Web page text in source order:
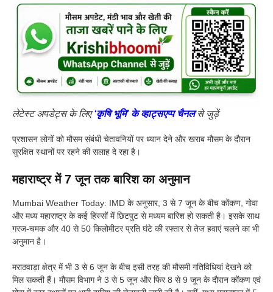
लेटेस्ट अपडेट्स के लिए‘कृषि भूमि’ के व्हाट्सएप्प चैनलसे जुड़ें
प्रशासन लोगों को मौसम संबंधी चेतावनियों पर ध्यान देने और खराब मौसम के दौरान
सुरक्षित स्थानों पर रहने की सलाह दे रहा है।
महाराष्ट्र में 7 जून तक बारिश का अनुमान
Mumbai Weather Today: IMD के अनुसार, 3 से 7 जून के बीच कोंकण, गोवा
और मध्य महाराष्ट्र के कई हिस्सों में छिटपुट से मध्यम बारिश हो सकती है। इसके साथ
गरज-चमक और 40 से 50 किलोमीटर प्रति घंटे की रफ्तार से तेज हवाएं चलने का भी
अनुमान है।
मराठवाड़ा क्षेत्र में भी 3 से 6 जून के बीच इसी तरह की मौसमी गतिविधियां देखने को
मिल सकती हैं। मौसम विभाग ने 3 से 5 जून और फिर 8 से 9 जून के दौरान कोंकण एवं